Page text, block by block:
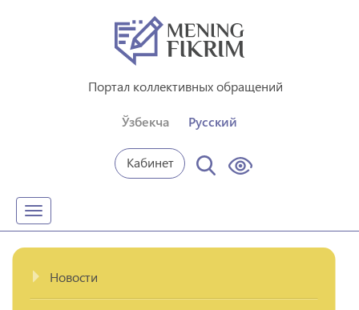
Портал коллективных обращений
Ўзбекча Русский
Кабинет
Toggle
navigation
Новости